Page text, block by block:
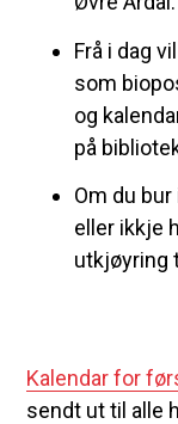
Frå i dag
som
og
på
Om du
eller ikkje
utkjøyring
Kalendar for
sendt ut til alle